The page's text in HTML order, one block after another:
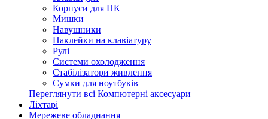
Корпуси для ПК
Мишки
Навушники
Наклейки на клавіатуру
Рулі
Системи охолодження
Стабілізатори живлення
Сумки для ноутбуків
Переглянути всі Компютерні аксесуари
Ліхтарі
Мережеве обладнання